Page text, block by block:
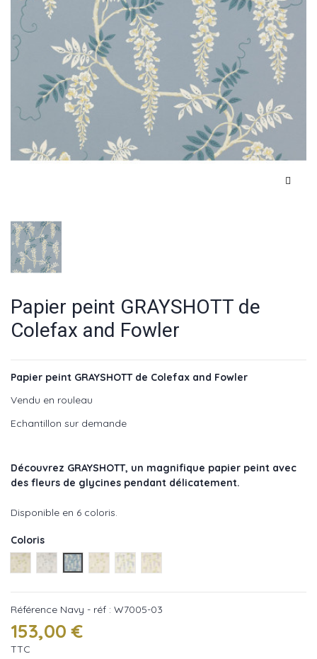
Papier peint GRAYSHOTT de
Colefax and Fowler
Papier peint GRAYSHOTT de Colefax and Fowler
Vendu en rouleau
Echantillon sur demande
Découvrez GRAYSHOTT, un magnifique papier peint avec
des fleurs de glycines pendant délicatement.
Disponible en 6 coloris.
Coloris
Gold - réf : W7005-01
SilverBlue - réf : W7005-02
Navy - réf : W7005-03
PingGreen - réf : W7005-04
BlueGreen - réf : W7005-05
LilaGreen - réf : W7005-06
Référence Navy - réf : W7005-03
153,00 €
TTC